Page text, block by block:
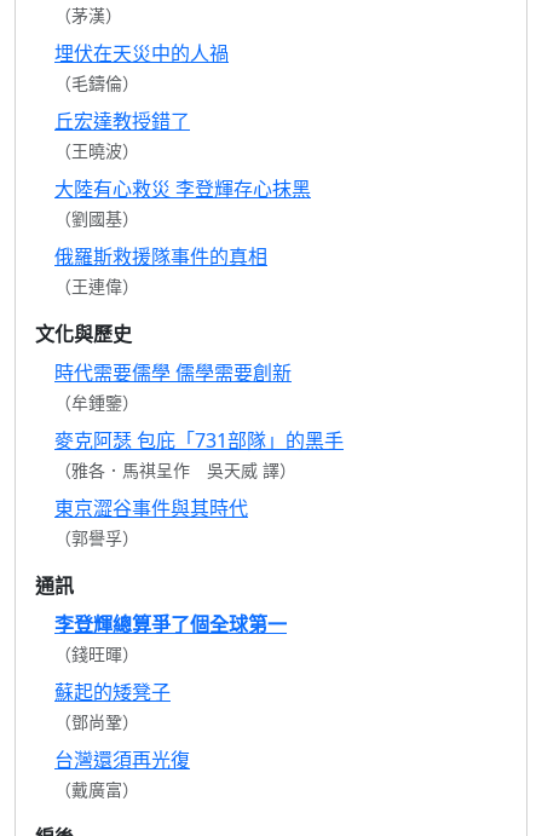
（茅漢）
埋伏在天災中的人禍
（毛鑄倫）
丘宏達教授錯了
（王曉波）
大陸有心救災 李登輝存心抹黑
（劉國基）
俄羅斯救援隊事件的真相
（王連偉）
文化與歷史
時代需要儒學 儒學需要創新
（牟鍾鑒）
麥克阿瑟 包庇「731部隊」的黑手
（雅各．馬祺呈作 吳天威 譯）
東京澀谷事件與其時代
（郭譽孚）
通訊
李登輝總算爭了個全球第一
（錢旺暉）
蘇起的矮凳子
（鄧尚鞏）
台灣還須再光復
（戴廣富）